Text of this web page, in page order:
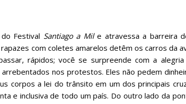
Festival Santiago a Mile atravessa a barreira
com coletes amarelos detêm os carros da
rápidos; você se surpreende com a
nos protestos. Eles não pedem
corpos a lei do trânsito em um dos principais
e inclusiva de todo um país. Do outro lado da